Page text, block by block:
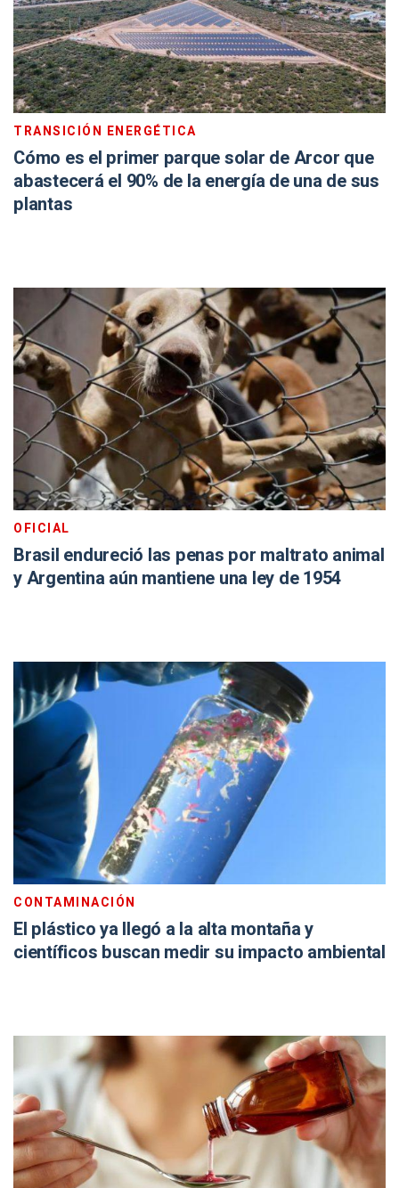
TRANSICIÓN ENERGÉTICA
Cómo es el primer parque solar de Arcor que
abastecerá el 90% de la energía de una de sus
plantas
OFICIAL
Brasil endureció las penas por maltrato animal
y Argentina aún mantiene una ley de 1954
CONTAMINACIÓN
El plástico ya llegó a la alta montaña y
científicos buscan medir su impacto ambiental